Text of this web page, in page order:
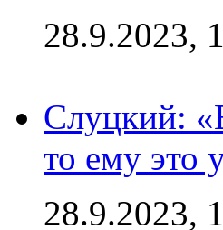
28.9.2023,
Слуцкий:
то ему это
28.9.2023,